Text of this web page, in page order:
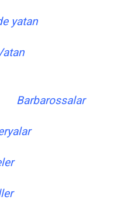
yatan